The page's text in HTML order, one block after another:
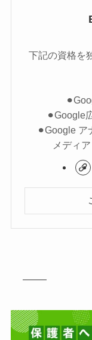
下記の資格を
⚫︎Google
⚫︎Google
メディ